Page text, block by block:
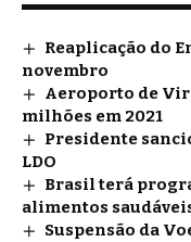
Reaplicação do
novembro
Aeroporto de
milhões em 2021
Presidente
LDO
Brasil terá
alimentos
Suspensão da